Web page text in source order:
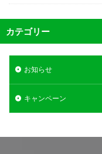
カテゴリー
お知らせ
キャンペーン